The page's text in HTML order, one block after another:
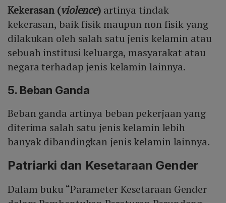
Kekerasan (violence) artinya tindak
kekerasan, baik fisik maupun non fisik yang
dilakukan oleh salah satu jenis kelamin atau
sebuah institusi keluarga, masyarakat atau
negara terhadap jenis kelamin lainnya.
5. Beban Ganda
Beban ganda artinya beban pekerjaan yang
diterima salah satu jenis kelamin lebih
banyak dibandingkan jenis kelamin lainnya.
Patriarki dan Kesetaraan Gender
Dalam buku “Parameter Kesetaraan Gender